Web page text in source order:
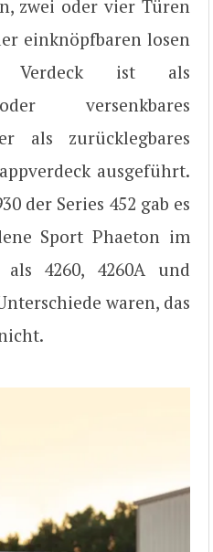
zwei oder vier Türen
einknöpfbaren losen
Verdeck ist als
versenkbares
als zurücklegbares
ausgeführt.
der Series 452 gab es
Sport Phaeton im
als 4260, 4260A und
waren, das